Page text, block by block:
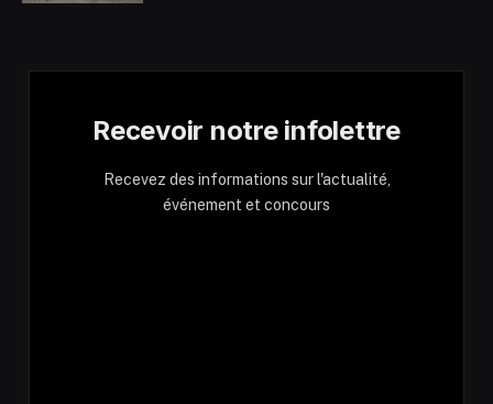
Recevoir notre infolettre
Recevez des informations sur l'actualité,
événement et concours